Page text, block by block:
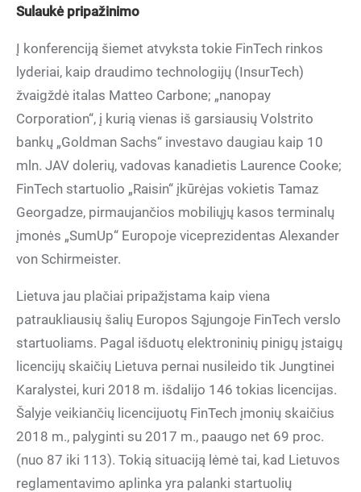
Sulaukė pripažinimo
Į konferenciją šiemet atvyksta tokie FinTech rinkos
lyderiai, kaip draudimo technologijų (InsurTech)
žvaigždė italas Matteo Carbone; „nanopay
Corporation“, į kurią vienas iš garsiausių Volstrito
bankų „Goldman Sachs“ investavo daugiau kaip 10
mln. JAV dolerių, vadovas kanadietis Laurence Cooke;
FinTech startuolio „Raisin“ įkūrėjas vokietis Tamaz
Georgadze, pirmaujančios mobiliųjų kasos terminalų
įmonės „SumUp“ Europoje viceprezidentas Alexander
von Schirmeister.
Lietuva jau plačiai pripažįstama kaip viena
patraukliausių šalių Europos Sąjungoje FinTech verslo
startuoliams. Pagal išduotų elektroninių pinigų įstaigų
licencijų skaičių Lietuva pernai nusileido tik Jungtinei
Karalystei, kuri 2018 m. išdalijo 146 tokias licencijas.
Šalyje veikiančių licencijuotų FinTech įmonių skaičius
2018 m., palyginti su 2017 m., paaugo net 69 proc.
(nuo 87 iki 113). Tokią situaciją lėmė tai, kad Lietuvos
reglamentavimo aplinka yra palanki startuolių